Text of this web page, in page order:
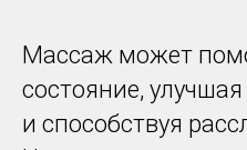
Массаж может
состояние,
и способствуя